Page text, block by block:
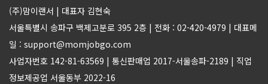
(주)맘이랜서 | 대표자 김현숙
서울특별시 송파구 백제고분로 395 2층 | 전화 : 02-420-4979 | 대표메
일 : support@momjobgo.com
사업자번호 142-81-63569 | 통신판매업 2017-서울송파-2189 | 직업
정보제공업 서울동부 2022-16